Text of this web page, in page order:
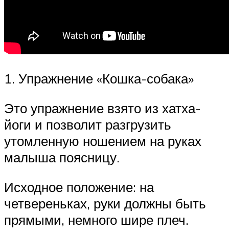
1. Упражнение «Кошка-собака»
Это упражнение взято из хатха-
йоги и позволит разгрузить
утомленную ношением на руках
малыша поясницу.
Исходное положение: на
четвереньках, руки должны быть
прямыми, немного шире плеч.